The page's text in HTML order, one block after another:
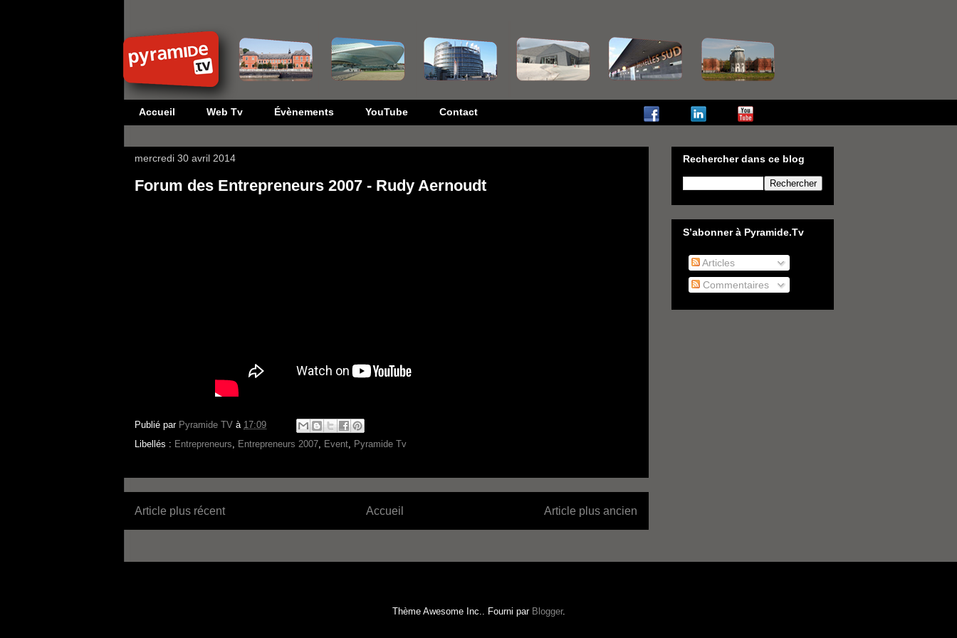
Accueil Web Tv Évènements YouTube Contact
mercredi 30 avril 2014
Forum des Entrepreneurs 2007 - Rudy Aernoudt
Publié par Pyramide TV à 17:09
Libellés : Entrepreneurs Entrepreneurs 2007 Event Pyramide Tv
Article plus récent Article plus ancien
Accueil
Rechercher dans ce blog
S’abonner à Pyramide.Tv
Articles
Commentaires
Thème Awesome Inc.. Fourni par Blogger.